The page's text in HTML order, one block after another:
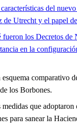
del
de Utrecht y el papel
los Decretos de
en la
comparativo
los Borbones.
que adoptaron
para sanear la